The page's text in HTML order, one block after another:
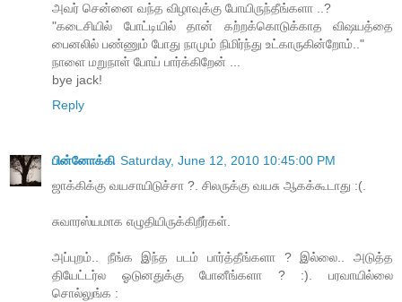
அவர் சென்னை வந்த விழாவுக்கு போயிருந்தீங்களா ..?
"கடைசியில் போட்டியில் தான் கற்றக்கொடுக்காத விஷயத்தை
பைனலில் பண்ணும் போது நாமும் நிமிர்ந்து உட்காருகின்றோம்.."
நாளை மறுநாள் போய் பார்க்கிறேன் ...
bye jack!
Reply
பின்னோக்கி Saturday, June 12, 2010 10:45:00 PM
ஜாக்கிக்கு வயசாயிடுச்சா ?. சிலருக்கு வயசு ஆகக்கூடாது :(.
சுவாரஸ்யமாக எழுதியிருக்கிறீர்கள்.
அப்புறம்.. நீங்க இந்த படம் பார்த்தீங்களா ? இல்லை.. அடுத்த
தியேட்டர்ல ஓடுனதுக்கு போனீங்களா ? :). பரவாயில்லை
சொல்லுங்க :